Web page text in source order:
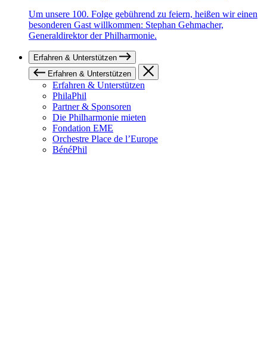
Um unsere 100. Folge gebührend zu feiern, heißen wir einen
besonderen Gast willkommen: Stephan Gehmacher,
Generaldirektor der Philharmonie.
Erfahren & Unterstützen
Erfahren & Unterstützen
Erfahren & Unterstützen
PhilaPhil
Partner & Sponsoren
Die Philharmonie mieten
Fondation EME
Orchestre Place de l’Europe
BénéPhil